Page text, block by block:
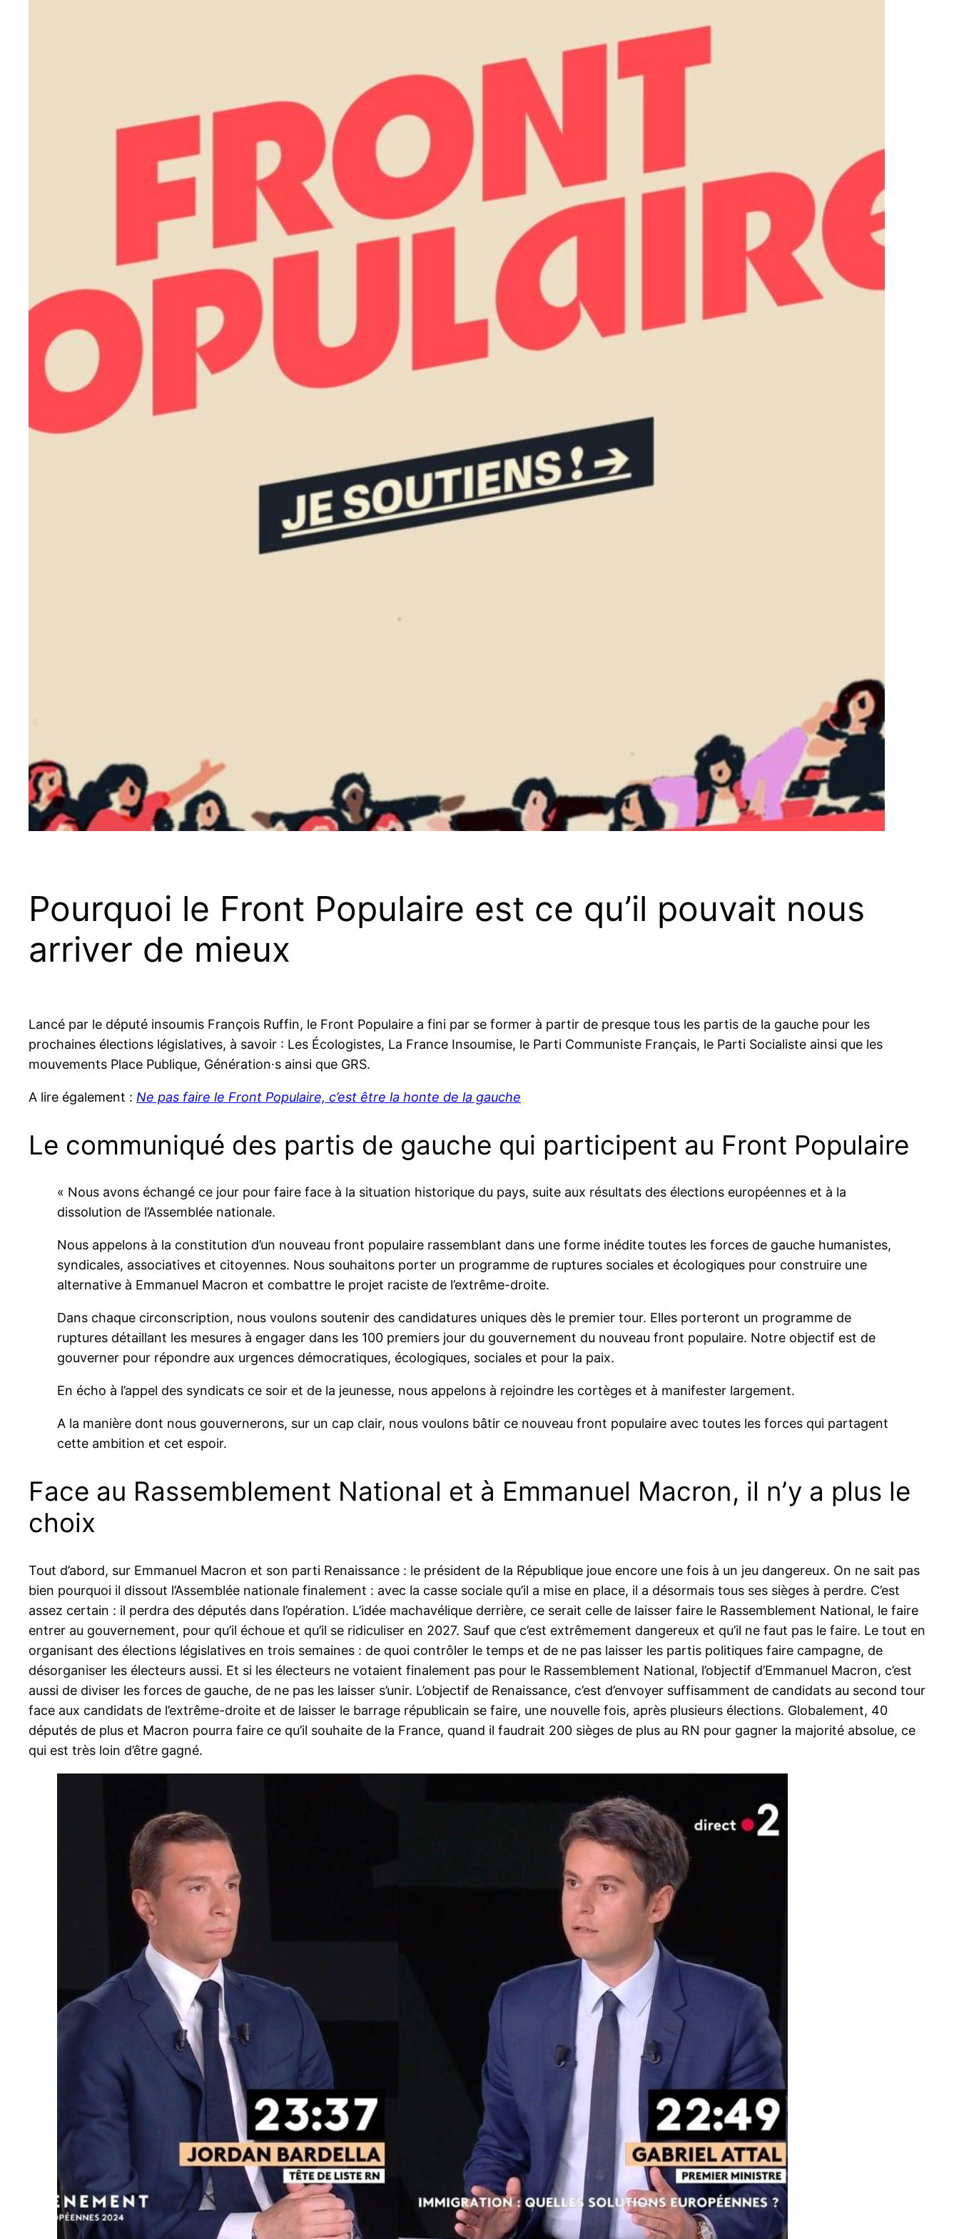
Pourquoi le Front Populaire est ce qu’il pouvait nous
arriver de mieux
Lancé par le député insoumis François Ruffin, le Front Populaire a fini par se former à partir de presque tous les partis de la gauche pour les
prochaines élections législatives, à savoir : Les Écologistes, La France Insoumise, le Parti Communiste Français, le Parti Socialiste ainsi que les
mouvements Place Publique, Génération⸱s ainsi que GRS.
A lire également : Ne pas faire le Front Populaire, c’est être la honte de la gauche
Le communiqué des partis de gauche qui participent au Front Populaire
« Nous avons échangé ce jour pour faire face à la situation historique du pays, suite aux résultats des élections européennes et à la
dissolution de l’Assemblée nationale.
Nous appelons à la constitution d’un nouveau front populaire rassemblant dans une forme inédite toutes les forces de gauche humanistes,
syndicales, associatives et citoyennes. Nous souhaitons porter un programme de ruptures sociales et écologiques pour construire une
alternative à Emmanuel Macron et combattre le projet raciste de l’extrême-droite.
Dans chaque circonscription, nous voulons soutenir des candidatures uniques dès le premier tour. Elles porteront un programme de
ruptures détaillant les mesures à engager dans les 100 premiers jour du gouvernement du nouveau front populaire. Notre objectif est de
gouverner pour répondre aux urgences démocratiques, écologiques, sociales et pour la paix.
En écho à l’appel des syndicats ce soir et de la jeunesse, nous appelons à rejoindre les cortèges et à manifester largement.
A la manière dont nous gouvernerons, sur un cap clair, nous voulons bâtir ce nouveau front populaire avec toutes les forces qui partagent
cette ambition et cet espoir.
Face au Rassemblement National et à Emmanuel Macron, il n’y a plus le
choix
Tout d’abord, sur Emmanuel Macron et son parti Renaissance : le président de la République joue encore une fois à un jeu dangereux. On ne sait pas
bien pourquoi il dissout l’Assemblée nationale finalement : avec la casse sociale qu’il a mise en place, il a désormais tous ses sièges à perdre. C’est
assez certain : il perdra des députés dans l’opération. L’idée machavélique derrière, ce serait celle de laisser faire le Rassemblement National, le faire
entrer au gouvernement, pour qu’il échoue et qu’il se ridiculiser en 2027. Sauf que c’est extrêmement dangereux et qu’il ne faut pas le faire. Le tout en
organisant des élections législatives en trois semaines : de quoi contrôler le temps et de ne pas laisser les partis politiques faire campagne, de
désorganiser les électeurs aussi. Et si les électeurs ne votaient finalement pas pour le Rassemblement National, l’objectif d’Emmanuel Macron, c’est
aussi de diviser les forces de gauche, de ne pas les laisser s’unir. L’objectif de Renaissance, c’est d’envoyer suffisamment de candidats au second tour
face aux candidats de l’extrême-droite et de laisser le barrage républicain se faire, une nouvelle fois, après plusieurs élections. Globalement, 40
députés de plus et Macron pourra faire ce qu’il souhaite de la France, quand il faudrait 200 sièges de plus au RN pour gagner la majorité absolue, ce
qui est très loin d’être gagné.